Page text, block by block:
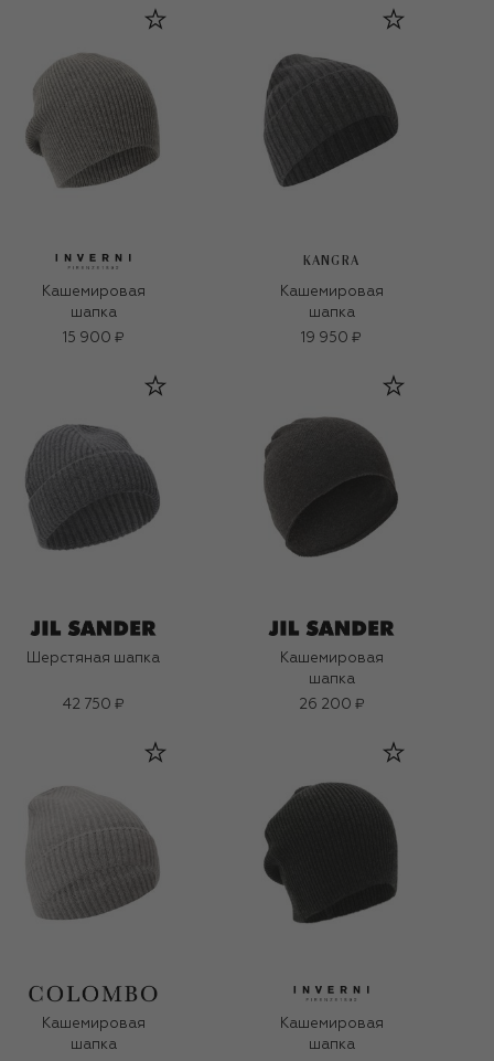
Кашемировая
шапка
15 900 ₽
KANGRA
Кашемировая
шапка
19 950 ₽
Шерстяная шапка
42 750 ₽
Кашемировая
шапка
26 200 ₽
Кашемировая
шапка
Кашемировая
шапка